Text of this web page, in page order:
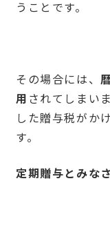
うことです。
その場合には、
用 されてしまい
した贈与税がか
す。
定期贈与とみな